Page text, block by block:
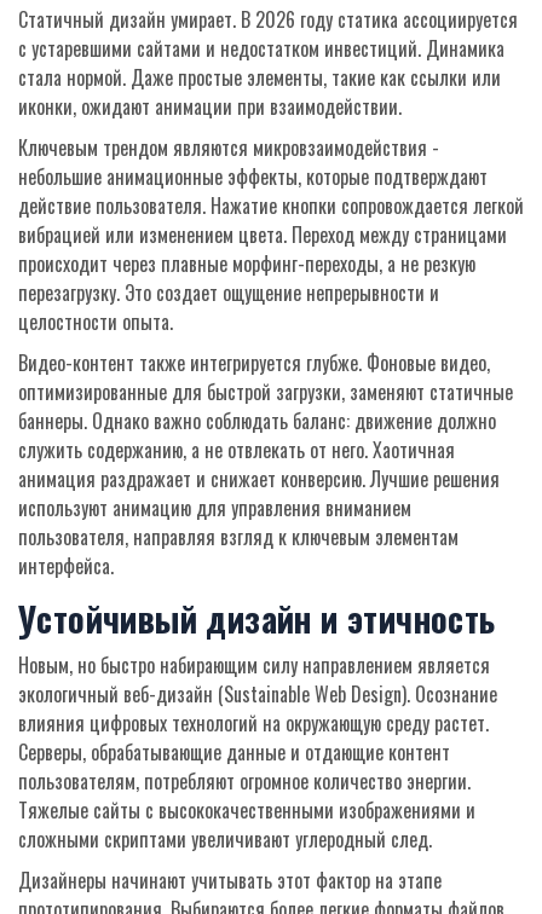
Статичный дизайн умирает. В 2026 году статика ассоциируется
с устаревшими сайтами и недостатком инвестиций. Динамика
стала нормой. Даже простые элементы, такие как ссылки или
иконки, ожидают анимации при взаимодействии.
Ключевым трендом являются микровзаимодействия -
небольшие анимационные эффекты, которые подтверждают
действие пользователя. Нажатие кнопки сопровождается легкой
вибрацией или изменением цвета. Переход между страницами
происходит через плавные морфинг-переходы, а не резкую
перезагрузку. Это создает ощущение непрерывности и
целостности опыта.
Видео-контент также интегрируется глубже. Фоновые видео,
оптимизированные для быстрой загрузки, заменяют статичные
баннеры. Однако важно соблюдать баланс: движение должно
служить содержанию, а не отвлекать от него. Хаотичная
анимация раздражает и снижает конверсию. Лучшие решения
используют анимацию для управления вниманием
пользователя, направляя взгляд к ключевым элементам
интерфейса.
Устойчивый дизайн и этичность
Новым, но быстро набирающим силу направлением является
экологичный веб-дизайн (Sustainable Web Design). Осознание
влияния цифровых технологий на окружающую среду растет.
Серверы, обрабатывающие данные и отдающие контент
пользователям, потребляют огромное количество энергии.
Тяжелые сайты с высококачественными изображениями и
сложными скриптами увеличивают углеродный след.
Дизайнеры начинают учитывать этот фактор на этапе